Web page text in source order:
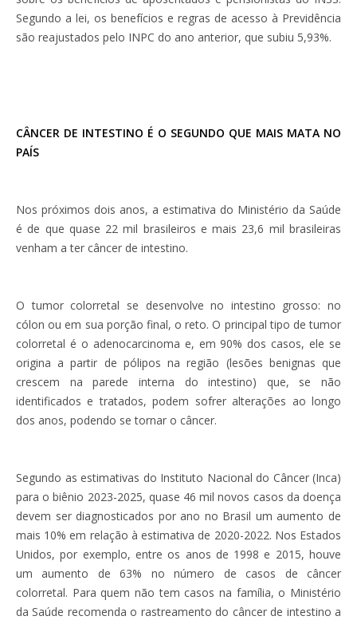
Segundo a lei, os benefícios e regras de acesso à Previdência
são reajustados pelo INPC do ano anterior, que subiu 5,93%.
CÂNCER DE INTESTINO É O SEGUNDO QUE MAIS MATA NO
PAÍS
Nos próximos dois anos, a estimativa do Ministério da Saúde
é de que quase 22 mil brasileiros e mais 23,6 mil brasileiras
venham a ter câncer de intestino.
O tumor colorretal se desenvolve no intestino grosso: no
cólon ou em sua porção final, o reto. O principal tipo de tumor
colorretal é o adenocarcinoma e, em 90% dos casos, ele se
origina a partir de pólipos na região (lesões benignas que
crescem na parede interna do intestino) que, se não
identificados e tratados, podem sofrer alterações ao longo
dos anos, podendo se tornar o câncer.
Segundo as estimativas do Instituto Nacional do Câncer (Inca)
para o biênio 2023-2025, quase 46 mil novos casos da doença
devem ser diagnosticados por ano no Brasil um aumento de
mais 10% em relação à estimativa de 2020-2022. Nos Estados
Unidos, por exemplo, entre os anos de 1998 e 2015, houve
um aumento de 63% no número de casos de câncer
colorretal. Para quem não tem casos na família, o Ministério
da Saúde recomenda o rastreamento do câncer de intestino a